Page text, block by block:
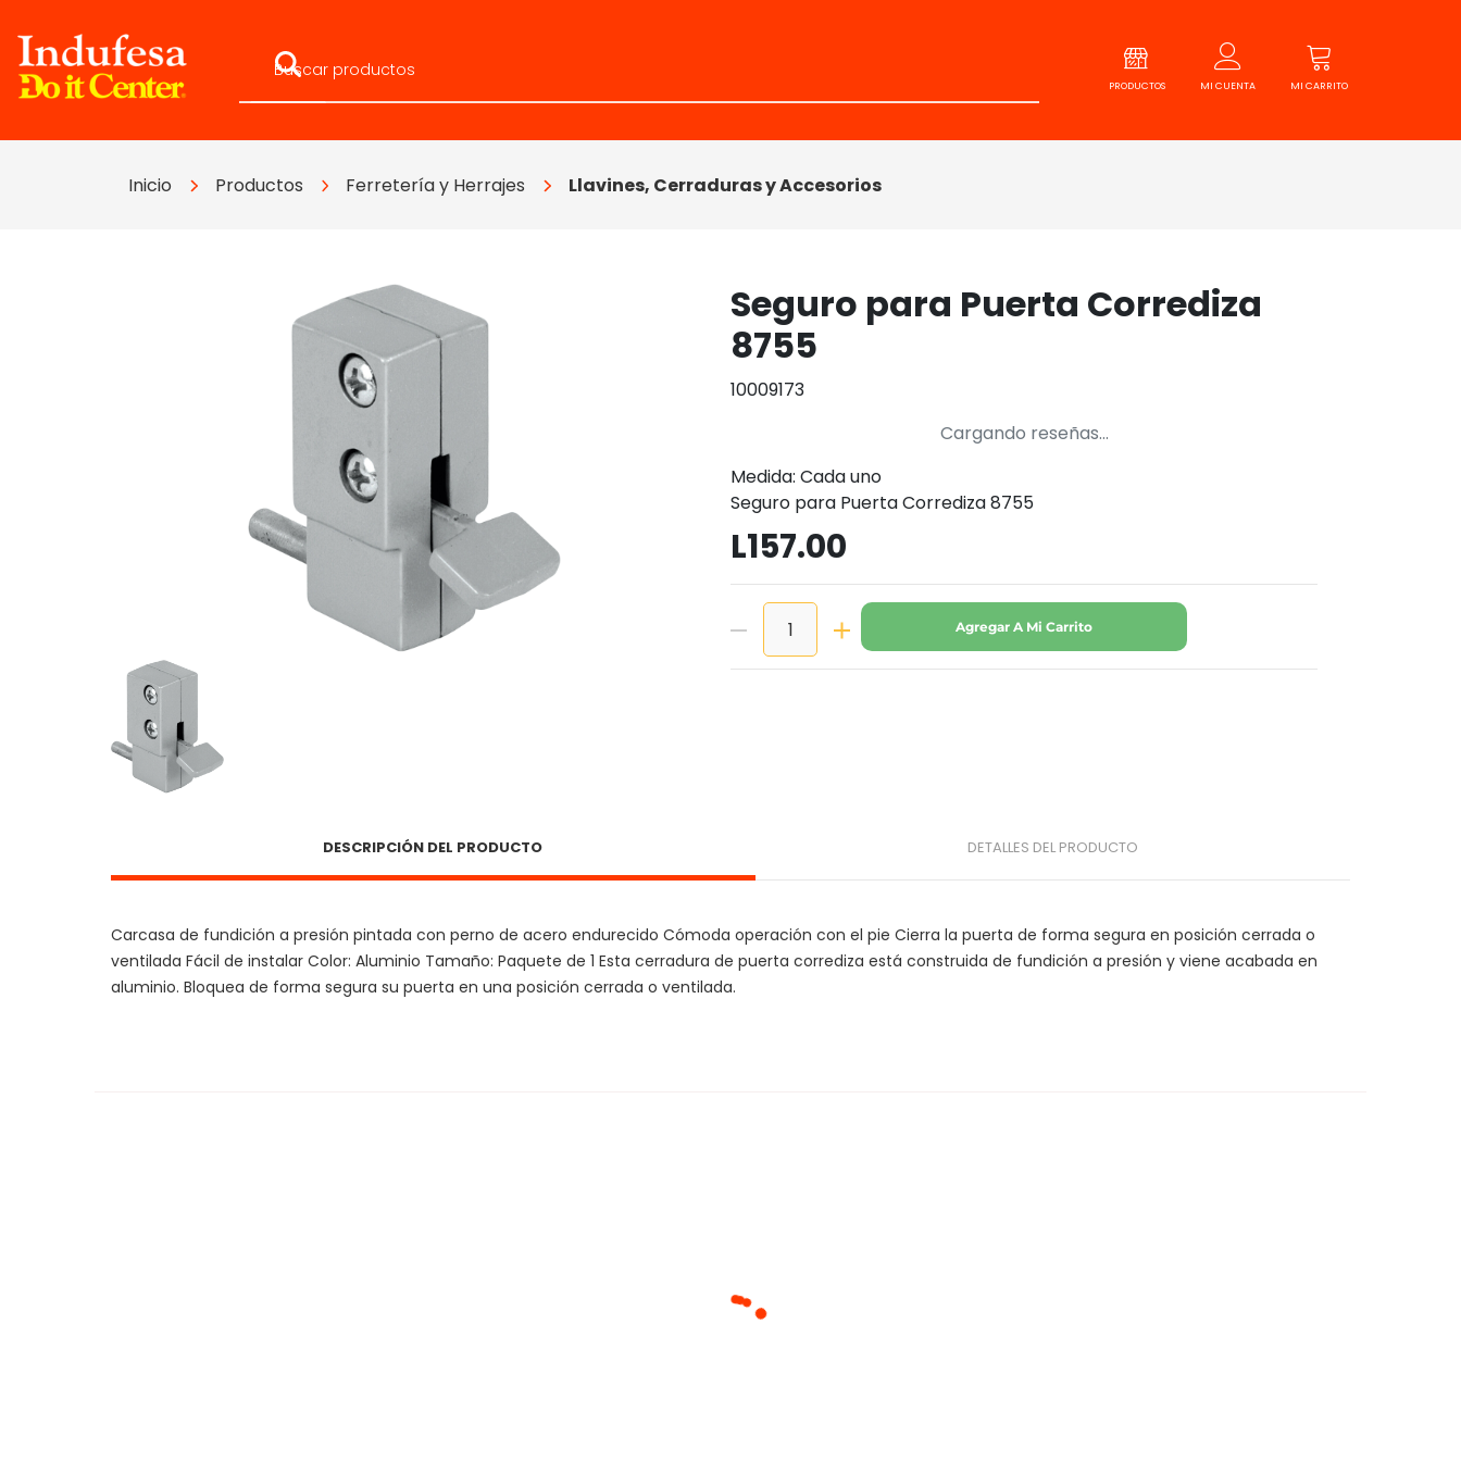
PRODUCTOS MI CUENTA MI CARRITO
Inicio Productos Ferretería y Herrajes Llavines, Cerraduras y Accesorios
Seguro para Puerta Corrediza
8755
10009173
Cargando reseñas...
Medida: Cada uno
Seguro para Puerta Corrediza 8755
L157.00
Agregar A Mi Carrito
DESCRIPCIÓN DEL PRODUCTO DETALLES DEL PRODUCTO
Carcasa de fundición a presión pintada con perno de acero endurecido Cómoda operación con el pie Cierra la puerta de forma segura en posición cerrada o
ventilada Fácil de instalar Color: Aluminio Tamaño: Paquete de 1 Esta cerradura de puerta corrediza está construida de fundición a presión y viene acabada en
aluminio. Bloquea de forma segura su puerta en una posición cerrada o ventilada.